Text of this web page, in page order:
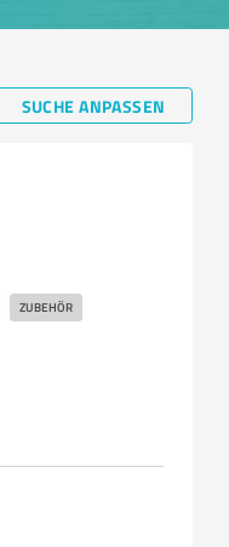
SUCHE ANPASSEN
ZUBEHÖR